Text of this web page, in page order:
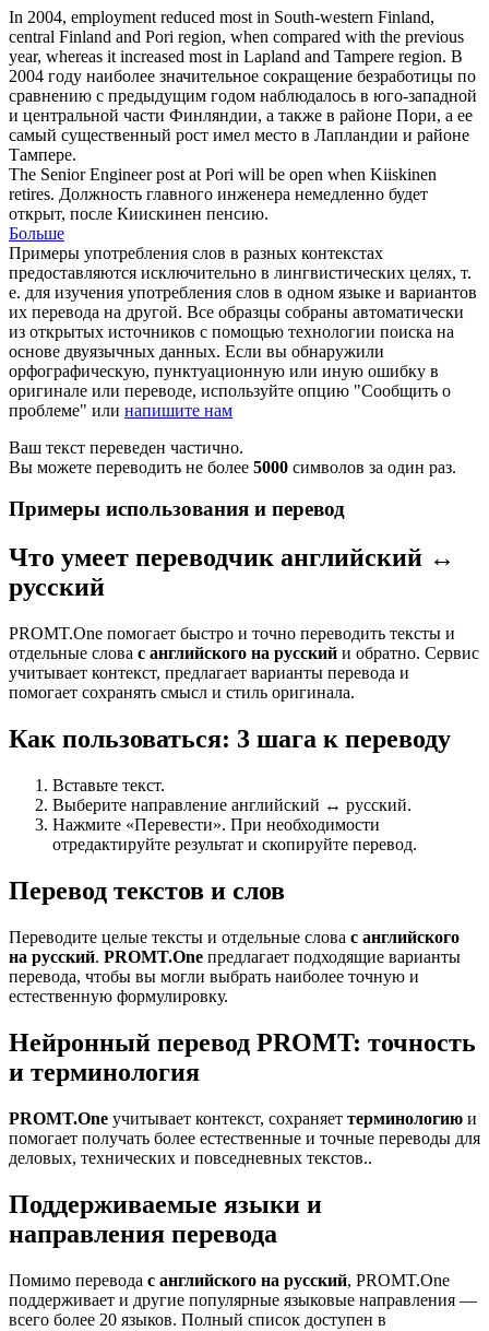
In 2004, employment reduced most in South-western Finland,
central Finland and Pori region, when compared with the previous
year, whereas it increased most in Lapland and Tampere region. В
2004 году наиболее значительное сокращение безработицы по
сравнению с предыдущим годом наблюдалось в юго-западной
и центральной части Финляндии, а также в районе Пори, а ее
самый существенный рост имел место в Лапландии и районе
Тампере.
The Senior Engineer post at Pori will be open when Kiiskinen
retires. Должность главного инженера немедленно будет
открыт, после Киискинен пенсию.
Больше
Примеры употребления слов в разных контекстах
предоставляются исключительно в лингвистических целях, т.
е. для изучения употребления слов в одном языке и вариантов
их перевода на другой. Все образцы собраны автоматически
из открытых источников с помощью технологии поиска на
основе двуязычных данных. Если вы обнаружили
орфографическую, пунктуационную или иную ошибку в
оригинале или переводе, используйте опцию "Сообщить о
проблеме" или напишите нам
Ваш текст переведен частично.
Вы можете переводить не более 5000 символов за один раз.
Примеры использования и перевод
Что умеет переводчик английский ↔
русский
PROMT.One помогает быстро и точно переводить тексты и
отдельные слова с английского на русский и обратно. Сервис
учитывает контекст, предлагает варианты перевода и
помогает сохранять смысл и стиль оригинала.
Как пользоваться: 3 шага к переводу
Вставьте текст.
Выберите направление английский ↔ русский.
Нажмите «Перевести». При необходимости
отредактируйте результат и скопируйте перевод.
Перевод текстов и слов
Переводите целые тексты и отдельные слова с английского
на русский. PROMT.One предлагает подходящие варианты
перевода, чтобы вы могли выбрать наиболее точную и
естественную формулировку.
Нейронный перевод PROMT: точность
и терминология
PROMT.One учитывает контекст, сохраняет терминологию и
помогает получать более естественные и точные переводы для
деловых, технических и повседневных текстов..
Поддерживаемые языки и
направления перевода
Помимо перевода с английского на русский, PROMT.One
поддерживает и другие популярные языковые направления —
всего более 20 языков. Полный список доступен в